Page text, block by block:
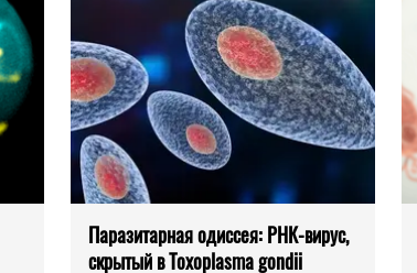
Паразитарная одиссея: РНК-вирус,
скрытый в Toxoplasma gondii